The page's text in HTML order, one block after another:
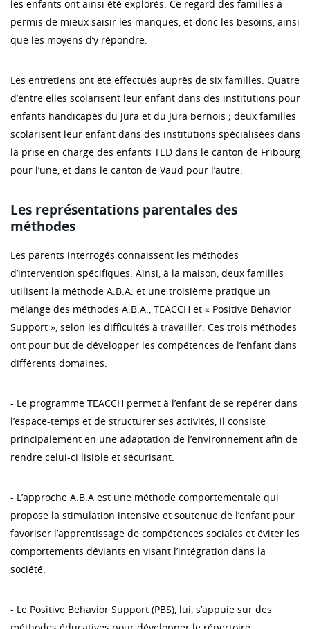
les enfants ont ainsi été explorés. Ce regard des familles a
permis de mieux saisir les manques, et donc les besoins, ainsi
que les moyens d’y répondre.
Les entretiens ont été effectués auprès de six familles. Quatre
d’entre elles scolarisent leur enfant dans des institutions pour
enfants handicapés du Jura et du Jura bernois ; deux familles
scolarisent leur enfant dans des institutions spécialisées dans
la prise en charge des enfants TED dans le canton de Fribourg
pour l’une, et dans le canton de Vaud pour l’autre.
Les représentations parentales des
méthodes
Les parents interrogés connaissent les méthodes
d’intervention spécifiques. Ainsi, à la maison, deux familles
utilisent la méthode A.B.A. et une troisième pratique un
mélange des méthodes A.B.A., TEACCH et « Positive Behavior
Support », selon les difficultés à travailler. Ces trois méthodes
ont pour but de développer les compétences de l’enfant dans
différents domaines.
- Le programme TEACCH permet à l’enfant de se repérer dans
l’espace-temps et de structurer ses activités, il consiste
principalement en une adaptation de l’environnement afin de
rendre celui-ci lisible et sécurisant.
- L’approche A.B.A est une méthode comportementale qui
propose la stimulation intensive et soutenue de l’enfant pour
favoriser l’apprentissage de compétences sociales et éviter les
comportements déviants en visant l’intégration dans la
société.
- Le Positive Behavior Support (PBS), lui, s’appuie sur des